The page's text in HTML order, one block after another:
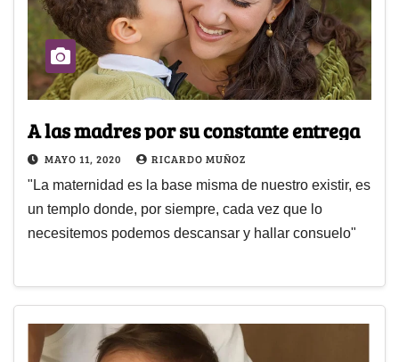
A las madres por su constante entrega
MAYO 11, 2020 RICARDO MUÑOZ
"La maternidad es la base misma de nuestro existir, es
un templo donde, por siempre, cada vez que lo
necesitemos podemos descansar y hallar consuelo"